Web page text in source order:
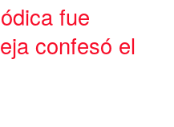
fue
confesó el